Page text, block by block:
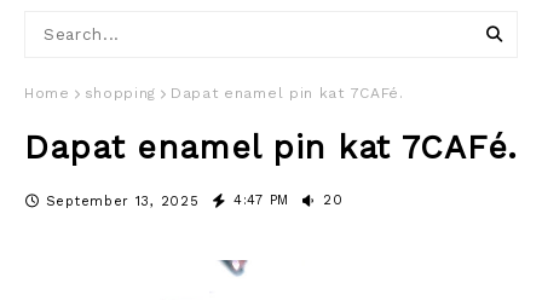
Home shopping Dapat enamel pin kat 7CAFé.
Dapat enamel pin kat 7CAFé.
September 13, 2025 4:47 PM 20